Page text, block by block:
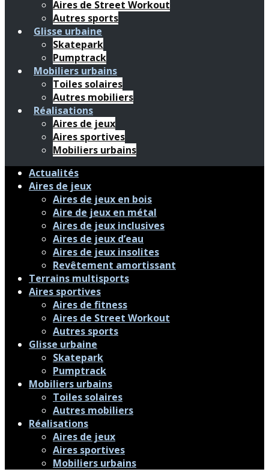
Aires de Street Workout
Autres sports
Glisse urbaine
Skatepark
Pumptrack
Mobiliers urbains
Toiles solaires
Autres mobiliers
Réalisations
Aires de jeux
Aires sportives
Mobiliers urbains
Actualités
Aires de jeux
Aires de jeux en bois
Aire de jeux en métal
Aires de jeux inclusives
Aires de jeux d’eau
Aires de jeux insolites
Revêtement amortissant
Terrains multisports
Aires sportives
Aires de fitness
Aires de Street Workout
Autres sports
Glisse urbaine
Skatepark
Pumptrack
Mobiliers urbains
Toiles solaires
Autres mobiliers
Réalisations
Aires de jeux
Aires sportives
Mobiliers urbains